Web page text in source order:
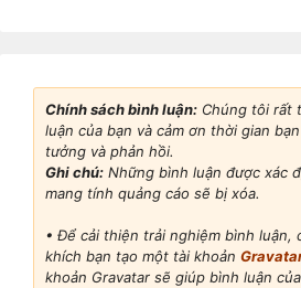
Chính sách bình luận: Chúng tôi rất
luận của bạn và cảm ơn thời gian
tưởng và phản hồi.
Ghi chú: Những bình luận được xác
mang tính quảng cáo sẽ bị xóa.
• Để cải thiện trải nghiệm bình luận,
khích bạn tạo một tài khoản
khoản Gravatar sẽ giúp bình luận